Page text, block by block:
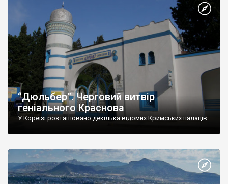
“Дюльбер”. Черговий витвір
геніального Краснова
У Кореїзі розташовано декілька відомих Кримських палаців.